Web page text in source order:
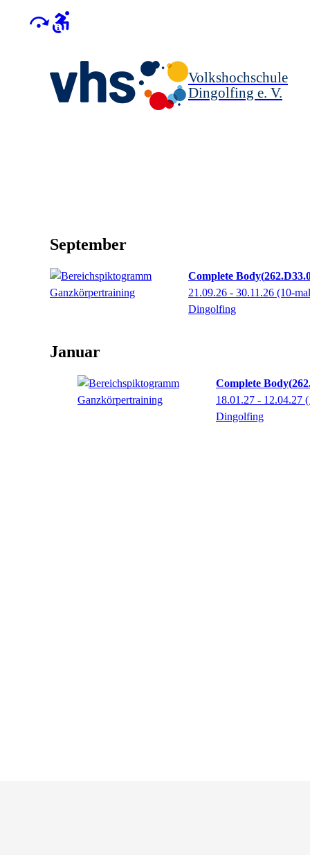
Volkshochschule
Dingolfing e. V.
September
Complete Body
21.09.26 - 30.11.26 (10-
Dingolfing
Januar
Complete Body
18.01.27 - 12.04.27
Dingolfing